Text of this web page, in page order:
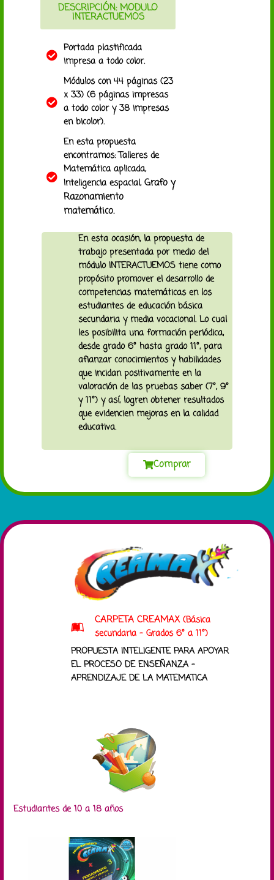
DESCRIPCIÓN: MODULO
INTERACTUEMOS
Portada plastificada
impresa a todo color.
Módulos con 44 páginas (23
x 33) (6 páginas impresas
a todo color y 38 impresas
en bicolor).
En esta propuesta
encontramos: Talleres de
Matemática aplicada,
Inteligencia espacial,Grafo y
Razonamiento
matemático.
En esta ocasión, la propuesta de
trabajo presentada por medio del
módulo INTERACTUEMOS tiene como
propósito promover el desarrollo de
competencias matemáticas en los
estudiantes de educación básica
secundaria y media vocacional. Lo cual
les posibilita una formación periódica,
desde grado 6° hasta grado 11°, para
afianzar conocimientos y habilidades
que incidan positivamente en la
valoración de las pruebas saber (7°, 9°
y 11°) y así, logren obtener resultados
que evidencien mejoras en la calidad
educativa.
Comprar
CARPETA CREAMAX(Básica
secundaria - Grados 6° a 11°)
PROPUESTA INTELIGENTE PARA APOYAR
EL PROCESO DE ENSEÑANZA –
APRENDIZAJE DE LA MATEMATICA
Estudiantes de 10 a 18 años